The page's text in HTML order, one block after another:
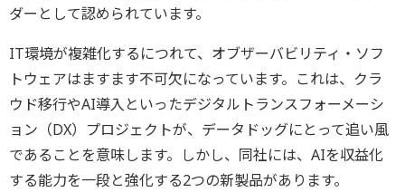
ダーとして認められています。
IT環境が複雑化するにつれて、オブザーバビリティ・ソフ
トウェアはますます不可欠になっています。これは、クラ
ウド移行やAI導入といったデジタルトランスフォーメーシ
ョン（DX）プロジェクトが、データドッグにとって追い風
であることを意味します。しかし、同社には、AIを収益化
する能力を一段と強化する2つの新製品があります。